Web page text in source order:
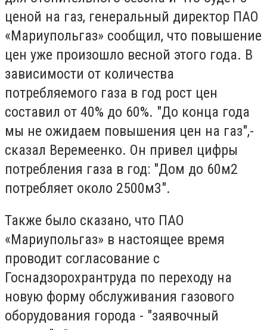
ценой на газ, генеральный директор ПАО
«Мариупольгаз» сообщил, что повышение
цен уже произошло весной этого года. В
зависимости от количества
потребляемого газа в год рост цен
составил от 40% до 60%. "До конца года
мы не ожидаем повышения цен на газ",-
сказал Веремеенко. Он привел цифры
потребления газа в год: "Дом до 60м2
потребляет около 2500м3".
Также было сказано, что ПАО
«Мариупольгаз» в настоящее время
проводит согласование с
Госнадзорохрантруда по переходу на
новую форму обслуживания газового
оборудования города - "заявочный